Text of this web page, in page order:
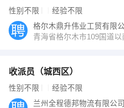
性别不限 经验不限
格尔木鼎升伟业工贸有限
青海省格尔木市109国道以
收派员（城西区）
性别不限 经验不限
兰州全程德邦物流有限公司